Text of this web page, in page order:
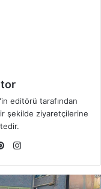
editörü tarafından
şekilde ziyaretçilerine
Pin
est ra